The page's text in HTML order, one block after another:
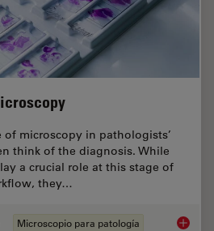
microscopy in pathologists’
think of the diagnosis. While
a crucial role at this stage of
they…
Microscopio para patología H&E